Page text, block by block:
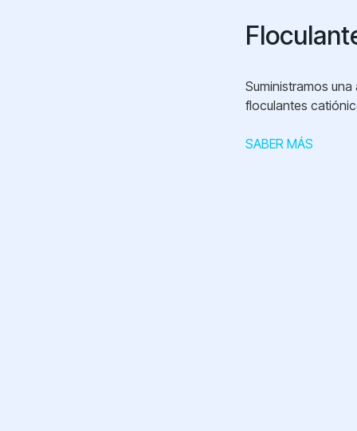
Suministramos una
floculantes
SABER MÁS